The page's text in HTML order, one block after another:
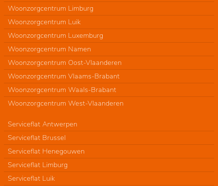
Woonzorgcentrum Limburg
Woonzorgcentrum Luik
Woonzorgcentrum Luxemburg
Woonzorgcentrum Namen
Woonzorgcentrum Oost-Vlaanderen
Woonzorgcentrum Vlaams-Brabant
Woonzorgcentrum Waals-Brabant
Woonzorgcentrum West-Vlaanderen
Serviceflat Antwerpen
Serviceflat Brussel
Serviceflat Henegouwen
Serviceflat Limburg
Serviceflat Luik